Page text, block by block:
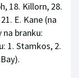
18. Killorn, 28.
E. Kane (na
na branku:
1. Stamkos, 2.